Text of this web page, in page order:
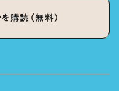
購読（無料）